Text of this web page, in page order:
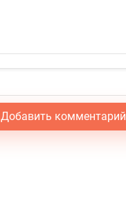
Добавить комментарий